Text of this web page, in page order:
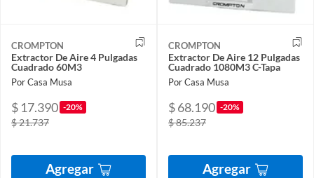
CROMPTON
Extractor De Aire 4 Pulgadas
Cuadrado 60M3
Por Casa Musa
$ 17.390 -20%
$ 21.737
Agregar
CROMPTON
Extractor De Aire 12 Pulgadas
Cuadrado 1080M3 C-Tapa
Por Casa Musa
$ 68.190 -20%
$ 85.237
Agregar